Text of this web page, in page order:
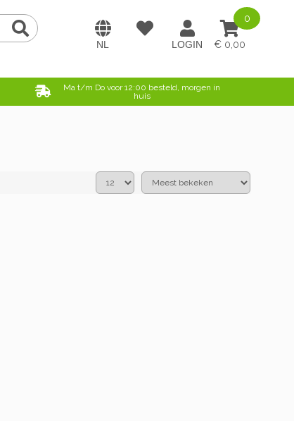
0,00
0
Ma t/m Do voor 12:00 besteld, morgen in
huis